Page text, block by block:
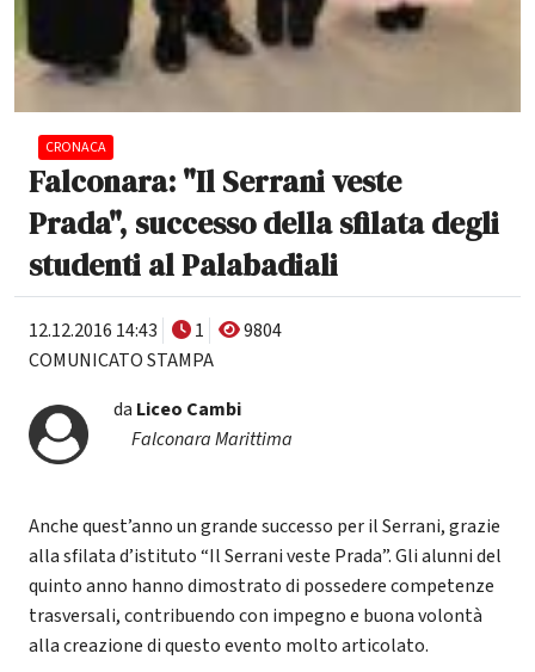
CRONACA
Falconara: "Il Serrani veste
Prada", successo della sfilata degli
studenti al Palabadiali
12.12.2016 14:43 1
9804
COMUNICATO STAMPA
da Liceo Cambi
Falconara Marittima
Anche quest’anno un grande successo per il Serrani, grazie
alla sfilata d’istituto “Il Serrani veste Prada”. Gli alunni del
quinto anno hanno dimostrato di possedere competenze
trasversali, contribuendo con impegno e buona volontà
alla creazione di questo evento molto articolato.